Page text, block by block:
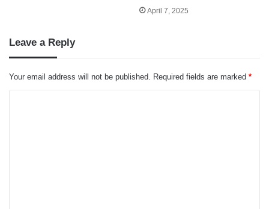
April 7, 2025
Leave a Reply
Your email address will not be published. Required fields are marked *